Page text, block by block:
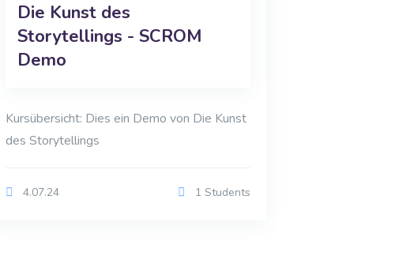
Die Kunst des
Storytellings - SCROM
Demo
Kursübersicht: Dies ein Demo von Die Kunst
des Storytellings
4.07.24 1 Students